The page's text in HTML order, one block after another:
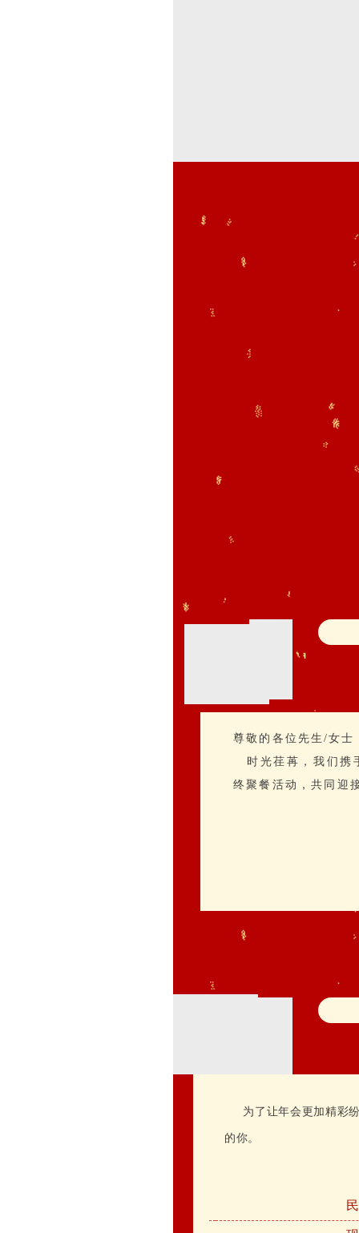
尊敬的各位先生/女士
时光荏苒，我们携
终聚餐活动，共同迎
为了让年会更加精彩
的你。